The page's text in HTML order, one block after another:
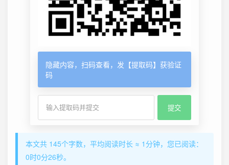
隐藏内容，扫码查看，发【提取码】获验证
码
本文共 145个字数，平均阅读时长 ≈ 1分钟，您已阅读：
0时0分27秒。